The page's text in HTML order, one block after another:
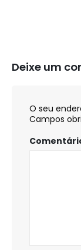
Deixe um
O seu
Campos